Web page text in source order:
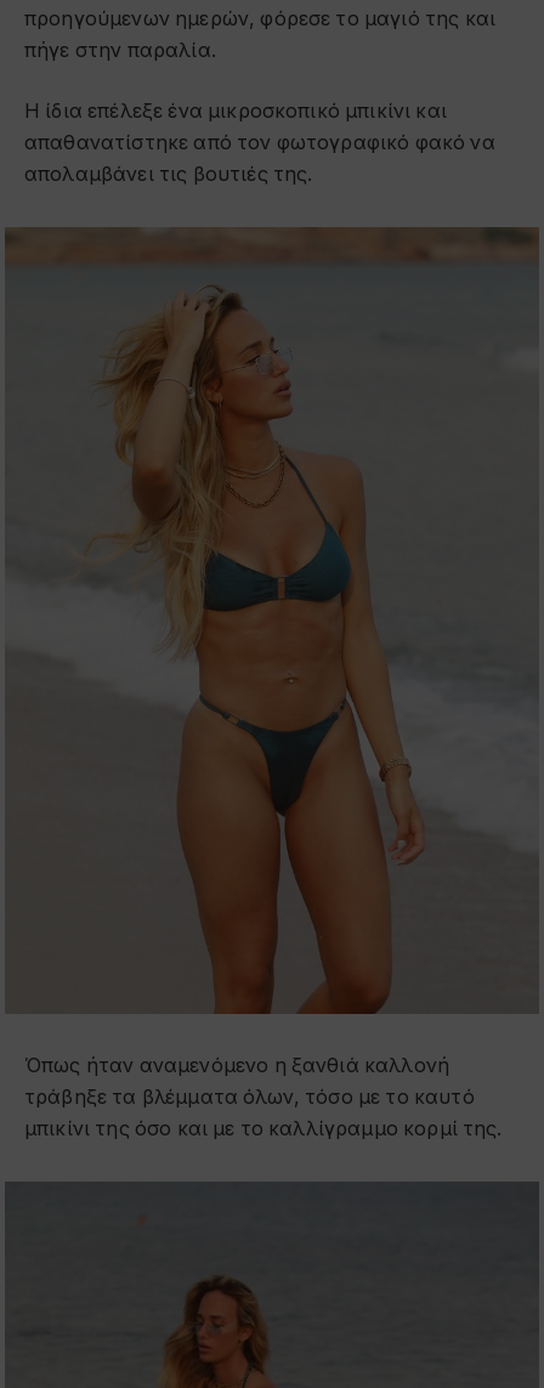
προηγούμενων ημερών, φόρεσε το μαγιό της και
πήγε στην παραλία.
Η ίδια επέλεξε ένα μικροσκοπικό μπικίνι και
απαθανατίστηκε από τον φωτογραφικό φακό να
απολαμβάνει τις βουτιές της.
Όπως ήταν αναμενόμενο η ξανθιά καλλονή
τράβηξε τα βλέμματα όλων, τόσο με το καυτό
μπικίνι της όσο και με το καλλίγραμμο κορμί της.